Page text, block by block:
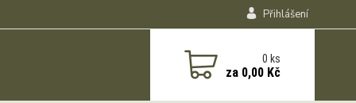
Přihlášení
0ks
za 0,00 Kč